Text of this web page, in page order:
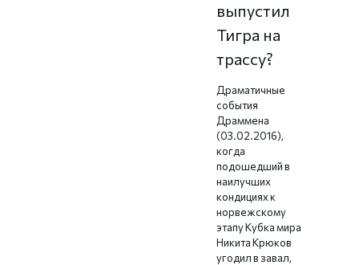
выпустил
Тигра на
трассу?
Драматичные
события
Драммена
(03.02.2016),
когда
подошедший в
наилучших
кондициях к
норвежскому
этапу Кубка мира
Никита Крюков
угодил в завал,